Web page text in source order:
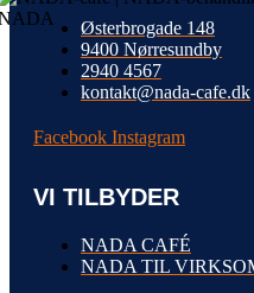
Østerbrogade 148
9400 Nørresundby
2940 4567
kontakt@nada-cafe.dk
Facebook Instagram
VI TILBYDER
NADA CAFÉ
NADA TIL